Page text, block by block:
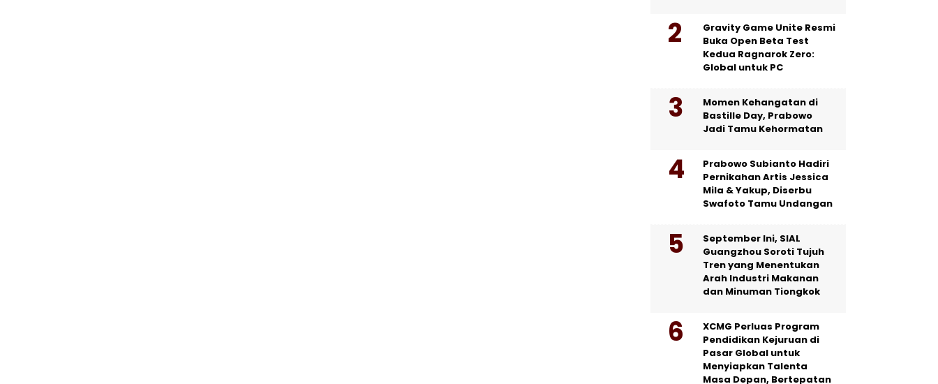
Gravity Game Unite Resmi
Buka Open Beta Test
Kedua Ragnarok Zero:
Global untuk PC
Momen Kehangatan di
Bastille Day, Prabowo
Jadi Tamu Kehormatan
Prabowo Subianto Hadiri
Pernikahan Artis Jessica
Mila & Yakup, Diserbu
Swafoto Tamu Undangan
September Ini, SIAL
Guangzhou Soroti Tujuh
Tren yang Menentukan
Arah Industri Makanan
dan Minuman Tiongkok
XCMG Perluas Program
Pendidikan Kejuruan di
Pasar Global untuk
Menyiapkan Talenta
Masa Depan, Bertepatan